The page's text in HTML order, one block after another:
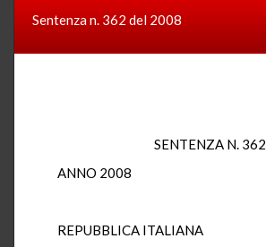
Sentenza n. 362 del 2008
SENTENZA N. 362
ANNO 2008
REPUBBLICA ITALIANA